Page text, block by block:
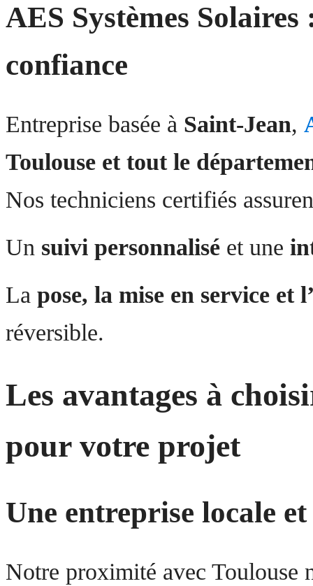
AES Systèmes
confiance
Entreprise basée à Saint-Jean,
Toulouse et tout le
Nos techniciens certifiés
Un suivi personnalisé et une
La pose, la mise en service et
réversible.
Les avantages à
pour votre projet
Une entreprise locale
Notre proximité avec Toulouse